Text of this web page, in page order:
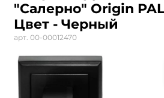
"Салерно" Origin
Цвет - Черный
арт. 00-00012470